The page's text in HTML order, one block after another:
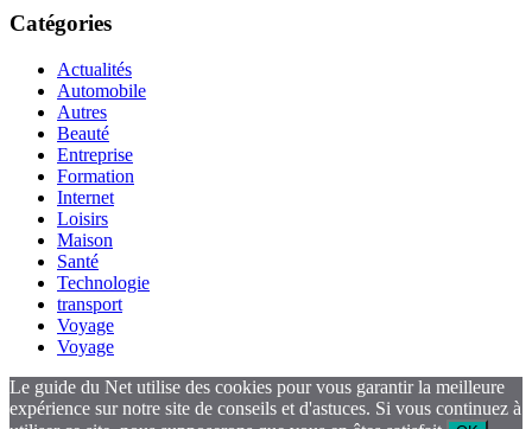
Catégories
Actualités
Automobile
Autres
Beauté
Entreprise
Formation
Internet
Loisirs
Maison
Santé
Technologie
transport
Voyage
Voyage
Le guide du Net utilise des cookies pour vous garantir la meilleure
expérience sur notre site de conseils et d'astuces. Si vous continuez à